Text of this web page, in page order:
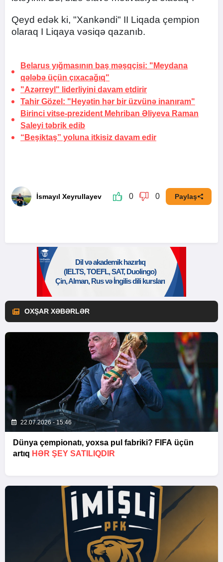
Qeyd edək ki, "Xankəndi" II Liqada çempion
olaraq I Liqaya vəsiqə qazanıb.
Belarus yığmasının baş məşqçisi: "Meydana
qələbə üçün çıxacağıq"
"Azərreyl" liderliyini davam etdirir
Tahir Gözel: "Heyətin hər bir üzvünə inanıram"
Birinci vitse-prezident Mehriban Əliyeva Raman
Saleyi təbrik edib
“Beşiktaş” yoluna itkisiz davam edir
İsmayıl Xeyrullayev 0 0 Paylaş
OXŞAR XƏBƏRLƏR
22.07.2026 - 15:46
Dünya çempionatı, yoxsa pul fabriki? FIFA üçün
artıq HƏR ŞEY SATILIQDIR